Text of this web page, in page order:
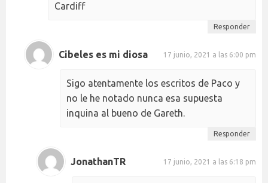
Cardiff
Responder
Cibeles es mi diosa 17 junio, 2021 a las 6:00 pm
Sigo atentamente los escritos de Paco y
no le he notado nunca esa supuesta
inquina al bueno de Gareth.
Responder
JonathanTR 17 junio, 2021 a las 6:18 pm